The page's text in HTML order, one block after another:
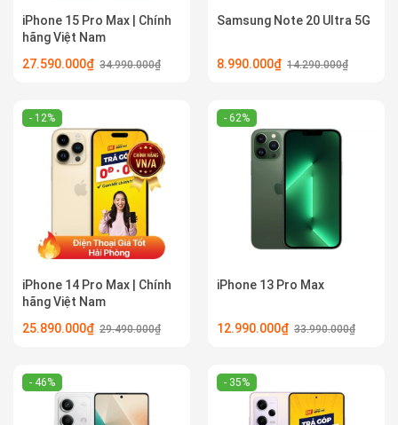
iPhone 15 Pro Max | Chính
hãng Việt Nam
27.590.000₫ 34.990.000₫
Samsung Note 20 Ultra 5G
8.990.000₫ 14.290.000₫
- 12%
iPhone 14 Pro Max | Chính
hãng Việt Nam
25.890.000₫ 29.490.000₫
- 62%
iPhone 13 Pro Max
12.990.000₫ 33.990.000₫
- 46% - 35%